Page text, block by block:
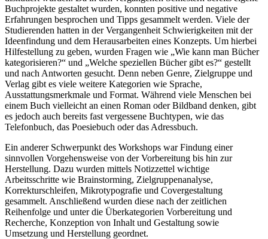
Buchprojekte gestaltet wurden, konnten positive und negative
Erfahrungen besprochen und Tipps gesammelt werden. Viele der
Studierenden hatten in der Vergangenheit Schwierigkeiten mit der
Ideenfindung und dem Herausarbeiten eines Konzepts. Um hierbei
Hilfestellung zu geben, wurden Fragen wie „Wie kann man Bücher
kategorisieren?“ und „Welche speziellen Bücher gibt es?“ gestellt
und nach Antworten gesucht. Denn neben Genre, Zielgruppe und
Verlag gibt es viele weitere Kategorien wie Sprache,
Ausstattungsmerkmale und Format. Während viele Menschen bei
einem Buch vielleicht an einen Roman oder Bildband denken, gibt
es jedoch auch bereits fast vergessene Buchtypen, wie das
Telefonbuch, das Poesiebuch oder das Adressbuch.
Ein anderer Schwerpunkt des Workshops war Findung einer
sinnvollen Vorgehensweise von der Vorbereitung bis hin zur
Herstellung. Dazu wurden mittels Notizzettel wichtige
Arbeitsschritte wie Brainstorming, Zielgruppenanalyse,
Korrekturschleifen, Mikrotypografie und Covergestaltung
gesammelt. Anschließend wurden diese nach der zeitlichen
Reihenfolge und unter die Überkategorien Vorbereitung und
Recherche, Konzeption von Inhalt und Gestaltung sowie
Umsetzung und Herstellung geordnet.